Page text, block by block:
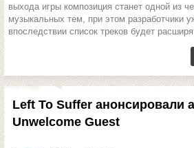
выхода игры композиция станет одной из
музыкальных тем, при этом разработчики
впоследствии список треков будет
Left To Suffer анонсировали
Unwelcome Guest